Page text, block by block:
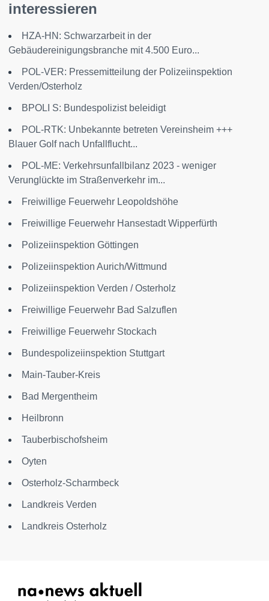
interessieren
HZA-HN: Schwarzarbeit in der
Gebäudereinigungsbranche mit 4.500 Euro...
POL-VER: Pressemitteilung der Polizeiinspektion
Verden/Osterholz
BPOLI S: Bundespolizist beleidigt
POL-RTK: Unbekannte betreten Vereinsheim +++
Blauer Golf nach Unfallflucht...
POL-ME: Verkehrsunfallbilanz 2023 - weniger
Verunglückte im Straßenverkehr im...
Freiwillige Feuerwehr Leopoldshöhe
Freiwillige Feuerwehr Hansestadt Wipperfürth
Polizeiinspektion Göttingen
Polizeiinspektion Aurich/Wittmund
Polizeiinspektion Verden / Osterholz
Freiwillige Feuerwehr Bad Salzuflen
Freiwillige Feuerwehr Stockach
Bundespolizeiinspektion Stuttgart
Main-Tauber-Kreis
Bad Mergentheim
Heilbronn
Tauberbischofsheim
Oyten
Osterholz-Scharmbeck
Landkreis Verden
Landkreis Osterholz